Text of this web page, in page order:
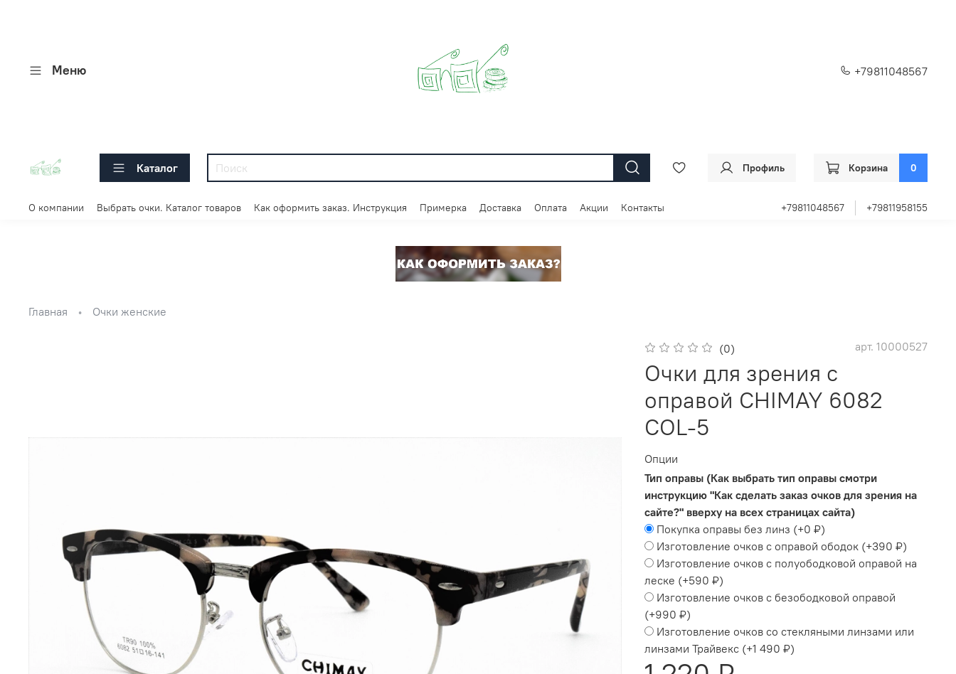
Меню +79811048567
Каталог Профиль Корзина 0
О компании Выбрать очки. Каталог товаров Как оформить заказ. Инструкция Примерка Доставка Оплата Акции Контакты +79811048567 +79811958155
Главная Очки женские
(0) арт. 10000527
Очки для зрения с
оправой CHIMAY 6082
COL-5
Опции
Тип оправы (Как выбрать тип оправы смотри
инструкцию "Как сделать заказ очков для зрения на
сайте?" вверху на всех страницах сайта)
Покупка оправы без линз (+0 ₽)
Изготовление очков с оправой ободок (+390 ₽)
Изготовление очков с полуободковой оправой на
леске (+590 ₽)
Изготовление очков с безободковой оправой
(+990 ₽)
Изготовление очков со стекляными линзами или
линзами Трайвекс (+1 490 ₽)